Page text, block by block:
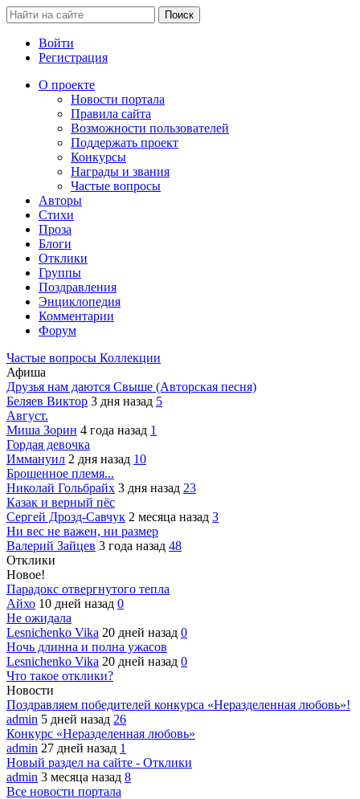
Войти
Регистрация
О проекте
Новости портала
Правила сайта
Возможности пользователей
Поддержать проект
Конкурсы
Награды и звания
Частые вопросы
Авторы
Стихи
Проза
Блоги
Отклики
Группы
Поздравления
Энциклопедия
Комментарии
Форум
Частые вопросы Коллекции
Афиша
Друзья нам даются Свыше (Авторская песня)
Беляев Виктор 3 дня назад 5
Август.
Миша Зорин 4 года назад 1
Гордая девочка
Иммануил 2 дня назад 10
Брошенное племя...
Николай Гольбрайх 3 дня назад 23
Казак и верный пёс
Сергей Дрозд-Савчук 2 месяца назад 3
Ни вес не важен, ни размер
Валерий Зайцев 3 года назад 48
Отклики
Новое!
Парадокс отвергнутого тепла
Айхо 10 дней назад 0
Не ожидала
Lesnichenko Vika 20 дней назад 0
Ночь длинна и полна ужасов
Lesnichenko Vika 20 дней назад 0
Что такое отклики?
Новости
Поздравляем победителей конкурса «Неразделенная любовь»!
admin 5 дней назад 26
Конкурс «Неразделенная любовь»
admin 27 дней назад 1
Новый раздел на сайте - Отклики
admin 3 месяца назад 8
Все новости портала